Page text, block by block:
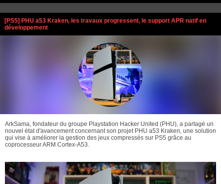
[PS5] PHU a53 Kraken, les travaux progressent, le support APR natif en
développement
ArkSama, fondateur du groupe Playstation Hacker United (PHU), a partagé un
nouvel état d'avancement concernant son projet PHU a53 Kraken, une solution
qui vise à améliorer la gestion des jeux compressés sur PS5 grâce au
coprocesseur ARM Cortex-A53.